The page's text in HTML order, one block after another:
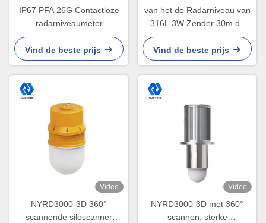
IP67 PFA 26G Contactloze
radarniveaumeter
Aangepaste flensgrootte
Vind de beste prijs
van het de Radarniveau van
316L 3W Zender 30m de
Vaste lichamen van 24V
gelijkstroom Controle
Vind de beste prijs
Video
NYRD3000-3D 360°
scannende siloscanner
Video
NYRD3000-3D met 360°
scannen, sterke